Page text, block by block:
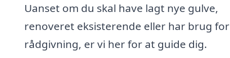
Uanset om du skal have lagt nye gulve,
renoveret eksisterende eller har brug for
rådgivning, er vi her for at guide dig.